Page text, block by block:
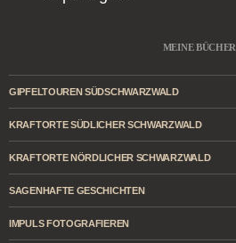
MEINE BÜCHER
GIPFELTOUREN SÜDSCHWARZWALD
KRAFTORTE SÜDLICHER SCHWARZWALD
KRAFTORTE NÖRDLICHER SCHWARZWALD
SAGENHAFTE GESCHICHTEN
IMPULS FOTOGRAFIEREN